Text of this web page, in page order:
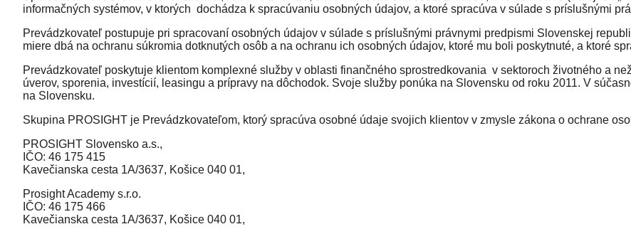
informačných systémov, v ktorých dochádza k spracúvaniu osobných údajov, a ktoré spracúva v súlade s príslušnými
Prevádzkovateľ postupuje pri spracovaní osobných údajov v súlade s príslušnými právnymi predpismi Slovenskej
miere dbá na ochranu súkromia dotknutých osôb a na ochranu ich osobných údajov, ktoré mu boli poskytnuté, a ktoré
Prevádzkovateľ poskytuje klientom komplexné služby v oblasti finančného sprostredkovania v sektoroch životného a
úverov, sporenia, investícií, leasingu a prípravy na dôchodok. Svoje služby ponúka na Slovensku od roku 2011. V
na Slovensku.
Skupina PROSIGHT je Prevádzkovateľom, ktorý spracúva osobné údaje svojich klientov v zmysle zákona o ochrane
PROSIGHT Slovensko a.s.,
IČO: 46 175 415
Kavečianska cesta 1A/3637, Košice 040 01,
Prosight Academy s.r.o.
IČO: 46 175 466
Kavečianska cesta 1A/3637, Košice 040 01,